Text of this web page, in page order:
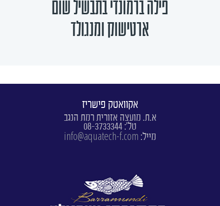
פילה ברמונדי בתבשיל שום
ארטישוק ומנגולד
אקוואטק פישריז
א.ת. מועצה אזורית רמת הנגב
טל': 08-3733344
מייל: info@aquatech-f.com